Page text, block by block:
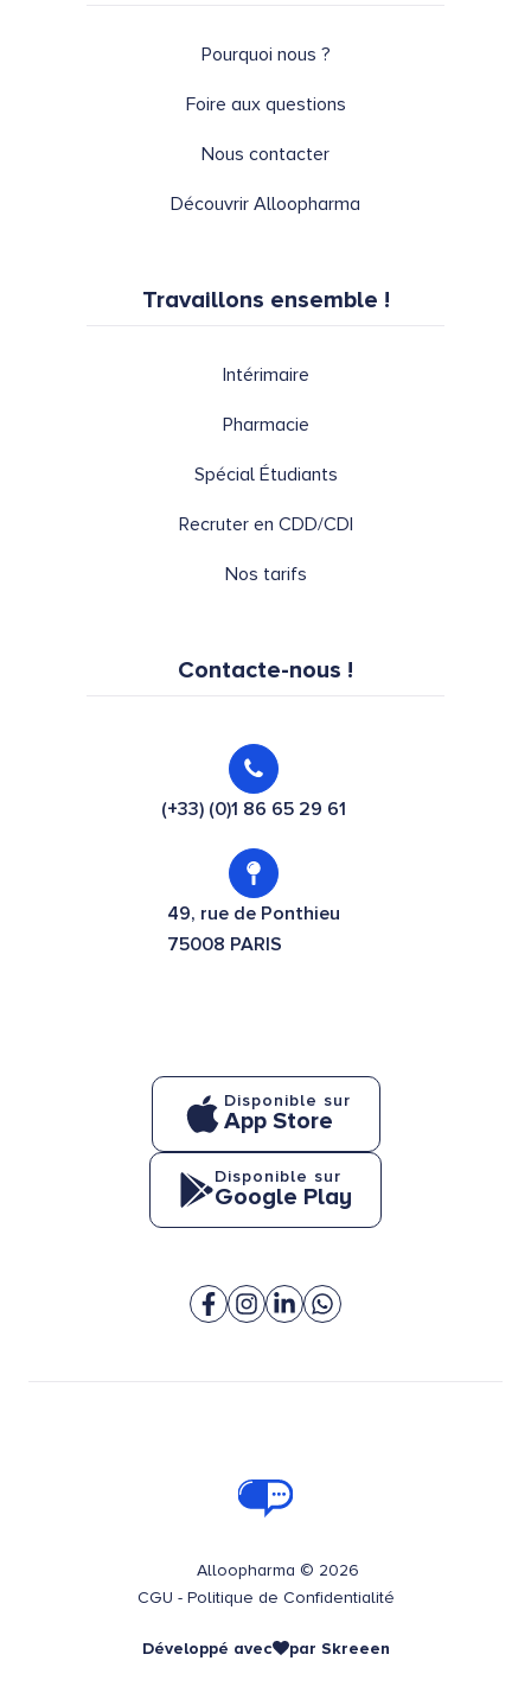
Pourquoi nous ?
Foire aux questions
Nous contacter
Découvrir Alloopharma
Travaillons ensemble !
Intérimaire
Pharmacie
Spécial Étudiants
Recruter en CDD/CDI
Nos tarifs
Contacte-nous !
(+33) (0)1 86 65 29 61
49, rue de Ponthieu
75008 PARIS
Disponible sur
App Store
Disponible sur
Google Play
Alloopharma © 2026
CGU - Politique de Confidentialité
Développé avec par Skreeen